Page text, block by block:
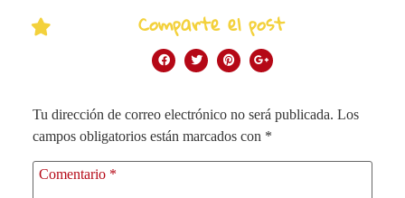
Comparte el post
Tu dirección de correo electrónico no será publicada. Los
campos obligatorios están marcados con *
Comentario *